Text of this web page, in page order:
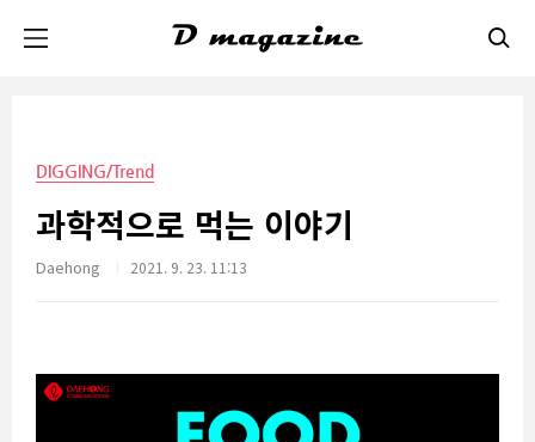
DIGGING/Trend
과학적으로 먹는 이야기
Daehong 2021. 9. 23. 11:13